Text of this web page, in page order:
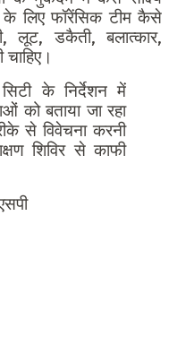
लिए फॉरेंसिक टीम कैसे
लूट, डकैती, बलात्कार,
के निर्देशन में
को बताया जा रहा
से विवेचना करनी
शिविर से काफी